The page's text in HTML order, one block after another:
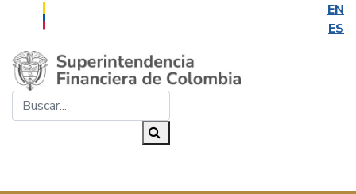
EN
ES
Saltar al contenido principal